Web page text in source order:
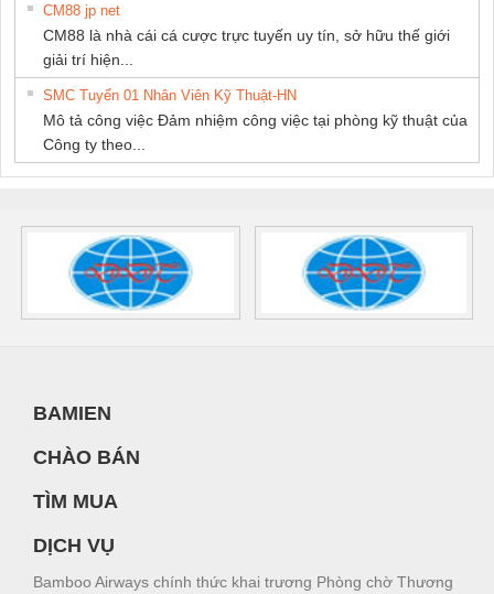
CM88 jp net
CM88 là nhà cái cá cược trực tuyến uy tín, sở hữu thế giới
giải trí hiện...
SMC Tuyển 01 Nhân Viên Kỹ Thuật-HN
Mô tả công việc Đảm nhiệm công việc tại phòng kỹ thuật của
Công ty theo...
BAMIEN
CHÀO BÁN
TÌM MUA
DỊCH VỤ
Bamboo Airways chính thức khai trương Phòng chờ Thương